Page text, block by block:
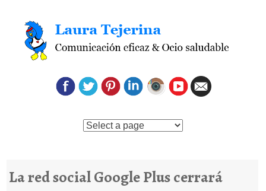
Saltar al contenido
La red social Google Plus cerrará